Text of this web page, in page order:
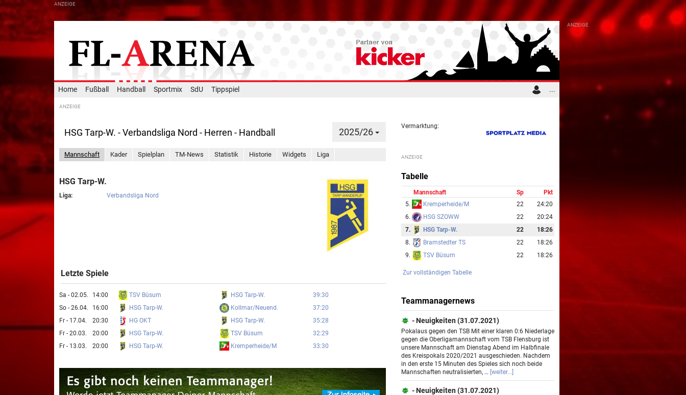
Home Fußball Handball Sportmix SdU Tippspiel ...
2025/26
HSG Tarp-W. - Verbandsliga Nord - Herren - Handball
Mannschaft Kader Spielplan TM-News Statistik Historie Widgets Liga
HSG Tarp-W.
Liga: Verbandsliga Nord
Letzte Spiele
Sa - 02.05. 14:00 TSV Büsum HSG Tarp-W.
39:30
So - 26.04.
16:00 HSG Tarp-W. Kollmar/Neuend.
37:20
Fr - 17.04.
20:30 HG OKT HSG Tarp-W.
35:28
Fr - 20.03.
20:00 HSG Tarp-W. TSV Büsum
32:29
Fr - 13.03.
20:00 HSG Tarp-W. Kremperheide/M 33:30
Vermarktung:
Tabelle
Mannschaft Sp
Pkt
5.
Kremperheide/M 22
24:20
6.
HSG SZOWW 22
20:24
7.
HSG Tarp-W. 22
18:26
8.
Bramstedter TS 22
18:26
9.
TSV Büsum 22 18:26
Zur vollständigen Tabelle
Teammanagernews
- Neuigkeiten(31.07.2021)
Pokalaus gegen den TSB Mit einer klaren 0:6 Niederlage
gegen die Oberligamannschaft vom TSB Flensburg ist
unsere Mannschaft am Dienstag Abend im Halbfinale
des Kreispokals 2020/2021 ausgeschieden. Nachdem
in den erste 15 Minuten des Spieles sich noch beide
Mannschaften neutralisierten, … [weiter...]
- Neuigkeiten(31.07.2021)